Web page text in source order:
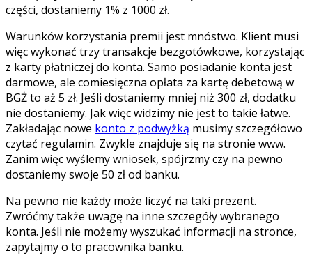
części, dostaniemy 1% z 1000 zł.
Warunków korzystania premii jest mnóstwo. Klient musi
więc wykonać trzy transakcje bezgotówkowe, korzystając
z karty płatniczej do konta. Samo posiadanie konta jest
darmowe, ale comiesięczna opłata za kartę debetową w
BGŻ to aż 5 zł. Jeśli dostaniemy mniej niż 300 zł, dodatku
nie dostaniemy. Jak więc widzimy nie jest to takie łatwe.
Zakładając nowe konto z podwyżką musimy szczegółowo
czytać regulamin. Zwykle znajduje się na stronie www.
Zanim więc wyślemy wniosek, spójrzmy czy na pewno
dostaniemy swoje 50 zł od banku.
Na pewno nie każdy może liczyć na taki prezent.
Zwróćmy także uwagę na inne szczegóły wybranego
konta. Jeśli nie możemy wyszukać informacji na stronce,
zapytajmy o to pracownika banku.